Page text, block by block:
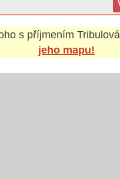
s příjmením Tribulová
jeho mapu!